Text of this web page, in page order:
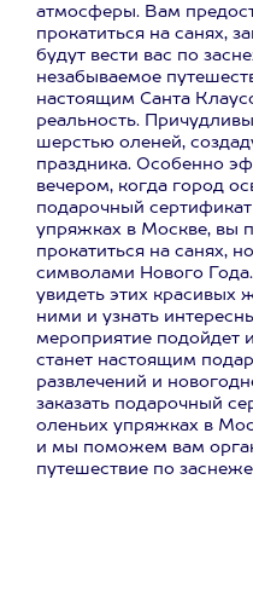
атмосферы. Вам
прокатиться на санях,
будут вести вас по
незабываемое
настоящим Санта
реальность.
шерстью оленей,
праздника. Особенно
вечером, когда город
подарочный
упряжках в Москве, вы
прокатиться на санях,
символами Нового
увидеть этих красивых
ними и узнать
мероприятие подойдет
станет настоящим
развлечений и
заказать подарочный
оленьих упряжках в
и мы поможем вам
путешествие по